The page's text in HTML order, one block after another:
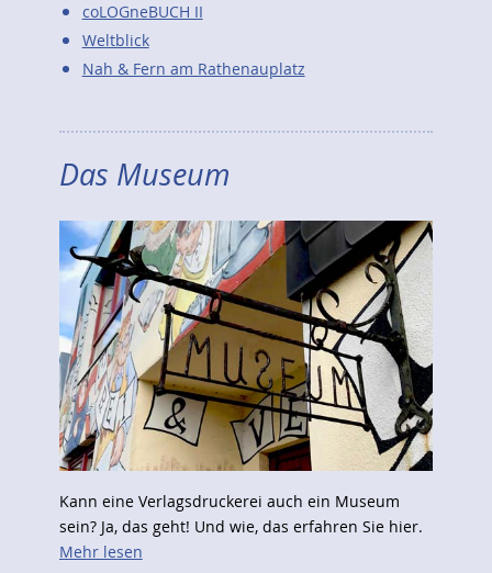
coLOGneBUCH II
Weltblick
Nah & Fern am Rathenauplatz
Das Museum
Kann eine Verlagsdruckerei auch ein Museum
sein? Ja, das geht! Und wie, das erfahren Sie hier.
Mehr lesen